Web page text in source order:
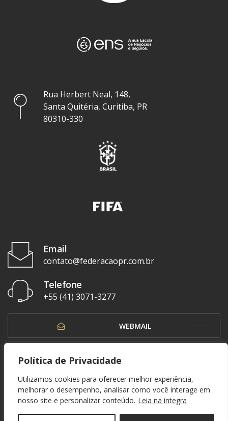
Política de Privacidade
Utilizamos cookies para oferecer melhor experiência,
melhorar o desempenho, analisar como você interage em
nosso site e personalizar conteúdo. Leia na íntegra
Rua Herbert Neal, 148,
Santa Quitéria, Curitiba, PR
80310-330
Email
contato@federacaopr.com.br
Telefone
+55 (41) 3071-3277
WEBMAIL
OUVIDORIA
© 1937 - 2026. Federação Paranaense de Futebol. Todos os direitos reservados. By